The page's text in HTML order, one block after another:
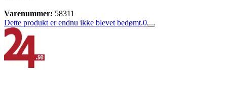
Varenummer: 58311
Dette produkt er endnu ikke blevet bedømt.0